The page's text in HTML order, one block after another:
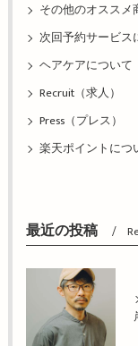
その他のオススメ
次回予約サービス
ヘアケアについて
Recruit（求人）
Press（プレス）
楽天ポイントにつ
最近の投稿